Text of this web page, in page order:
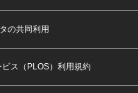
の共同利用
ス（PLOS）利用規約